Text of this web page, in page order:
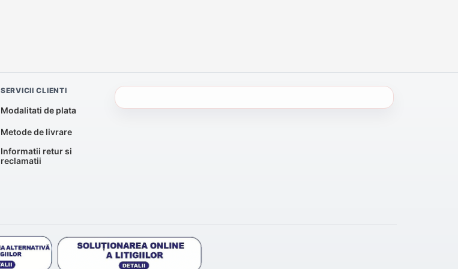
SERVICII CLIENTI
Modalitati de plata
Metode de livrare
Informatii retur si
reclamatii